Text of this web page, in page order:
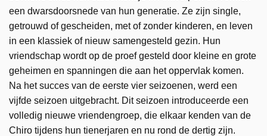
een dwarsdoorsnede van hun generatie. Ze zijn single,
getrouwd of gescheiden, met of zonder kinderen, en leven
in een klassiek of nieuw samengesteld gezin. Hun
vriendschap wordt op de proef gesteld door kleine en grote
geheimen en spanningen die aan het oppervlak komen.
Na het succes van de eerste vier seizoenen, werd een
vijfde seizoen uitgebracht. Dit seizoen introduceerde een
volledig nieuwe vriendengroep, die elkaar kenden van de
Chiro tijdens hun tienerjaren en nu rond de dertig zijn.